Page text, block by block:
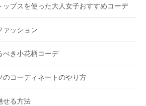
プスを使った大人女子おすすめコーデ
ァッション
べき小花柄コーデ
のコーディネートのやり方
せる方法